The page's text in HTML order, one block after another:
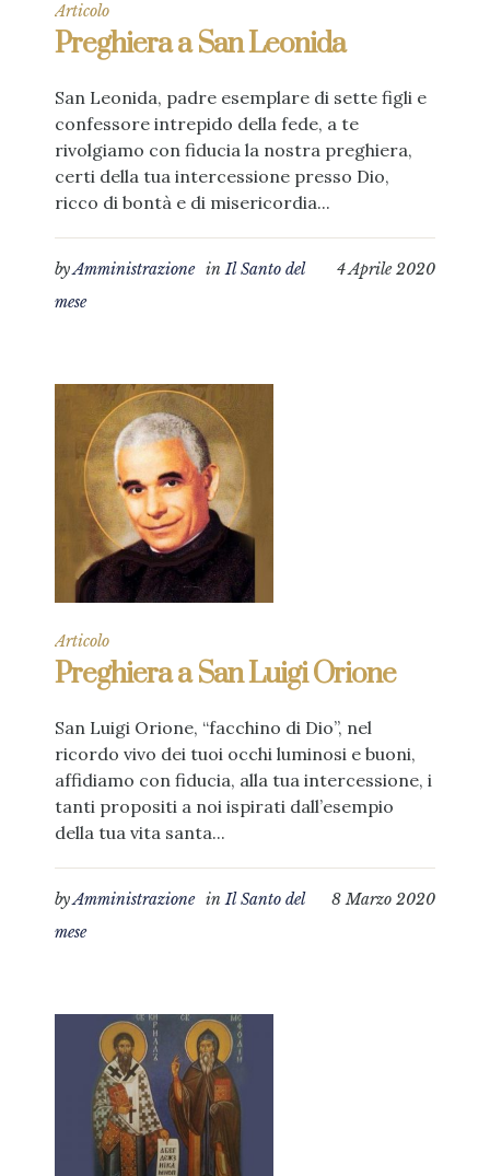
Articolo
Preghiera a San Leonida
San Leonida, padre esemplare di sette figli e
confessore intrepido della fede, a te
rivolgiamo con fiducia la nostra preghiera,
certi della tua intercessione presso Dio,
ricco di bontà e di misericordia...
4 Aprile 2020
byAmministrazione inIl Santo del
mese
Articolo
Preghiera a San Luigi Orione
San Luigi Orione, “facchino di Dio”, nel
ricordo vivo dei tuoi occhi luminosi e buoni,
affidiamo con fiducia, alla tua intercessione, i
tanti propositi a noi ispirati dall’esempio
della tua vita santa...
8 Marzo 2020
byAmministrazione inIl Santo del
mese